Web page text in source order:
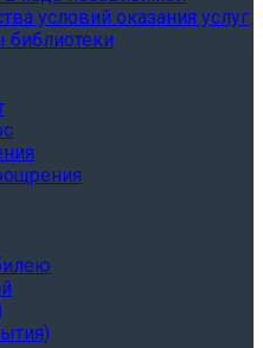
условий оказания услуг
библиотеки